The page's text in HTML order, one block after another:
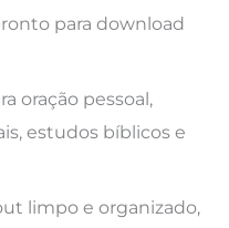
para download
oração pessoal,
estudos bíblicos e
limpo e organizado,